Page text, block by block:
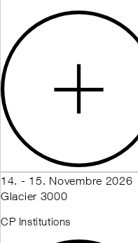
14. - 15. Novembre 2026
Glacier 3000
CP Institutions